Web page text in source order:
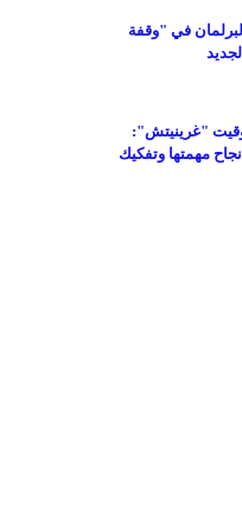
في "وقفة
"غرينيتش":
مهمتها وتفكيك